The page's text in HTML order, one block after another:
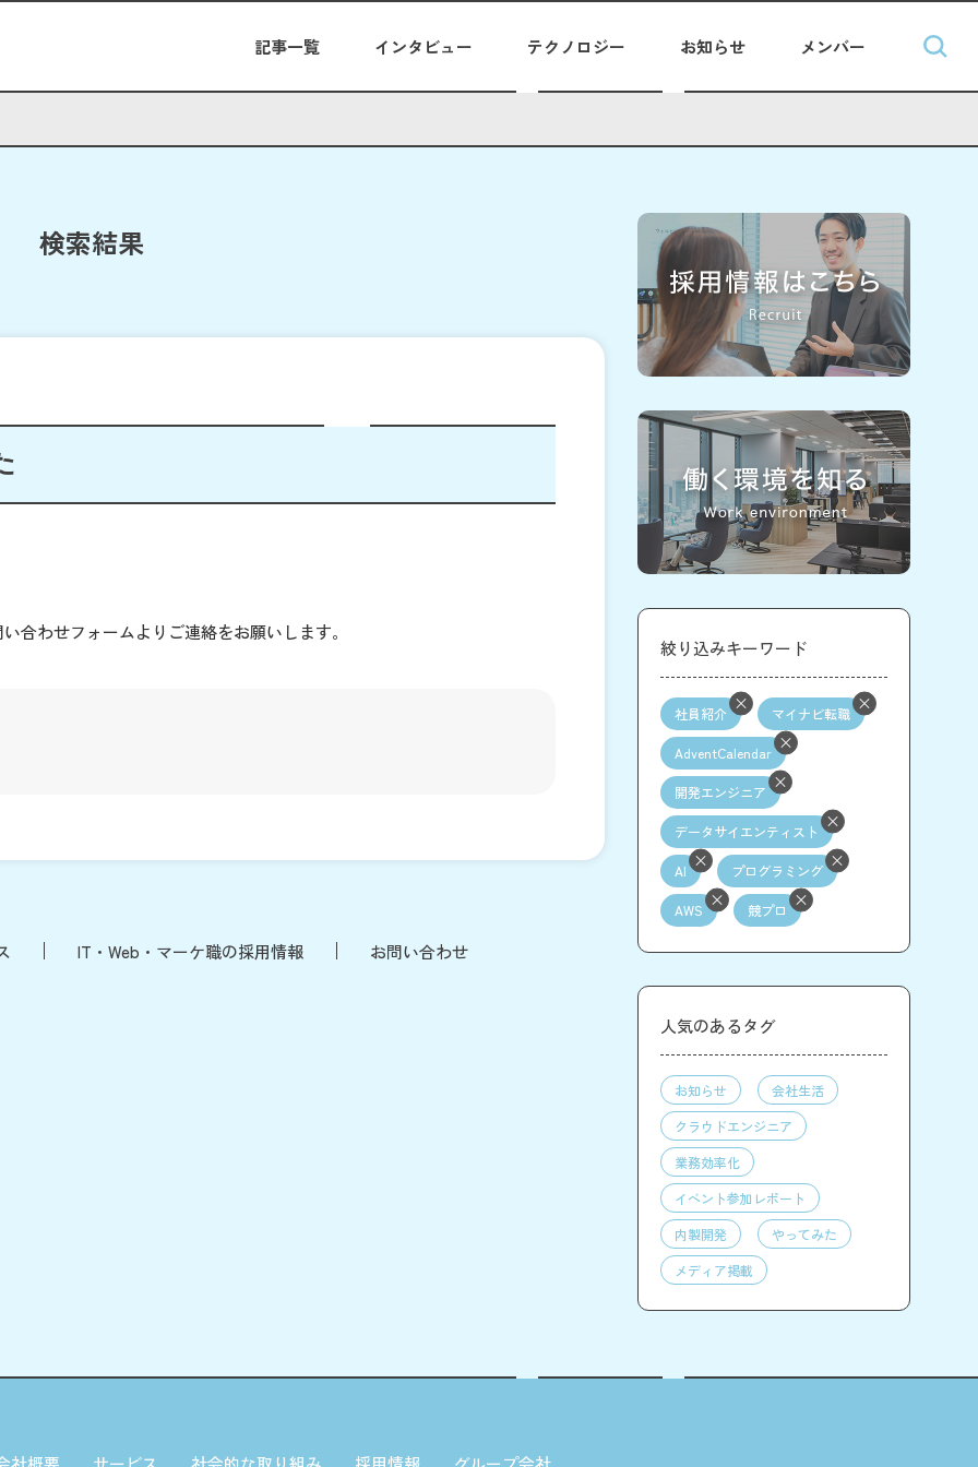
記事一覧 インタビュー テクノロジー お知らせ メンバー
検索結果
合わせフォームよりご連絡をお願いします。
IT・Web・マーケ職の採用情報 お問い合わせ
絞り込みキーワード
社員紹介 マイナビ転職
AdventCalendar
開発エンジニア
データサイエンティスト
AI プログラミング
AWS 競プロ
人気のあるタグ
お知らせ
会社生活
クラウドエンジニア
業務効率化
イベント参加レポート
内製開発
やってみた
メディア掲載